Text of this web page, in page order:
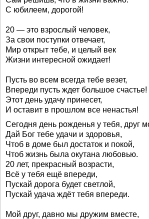
С юбилеем, дорогой!
20 — это взрослый человек,
За свои поступки отвечает,
Мир открыт тебе, и целый век
Жизни интересной ожидает!
Пусть во всем всегда тебе везет,
Впереди пусть ждет большое счастье!
Этот день удачу принесет,
И оставит в прошлом все ненастья!
Сегодня день рожденья у тебя, друг
Дай Бог тебе удачи и здоровья,
Чтоб в доме был достаток и покой,
Чтоб жизнь была окутана любовью.
20 лет, прекрасный возрасти,
Всё у тебя ещё впереди,
Пускай дорога будет светлой,
Пускай удача ждёт тебя впереди.
Мой друг, давно мы дружим вместе,